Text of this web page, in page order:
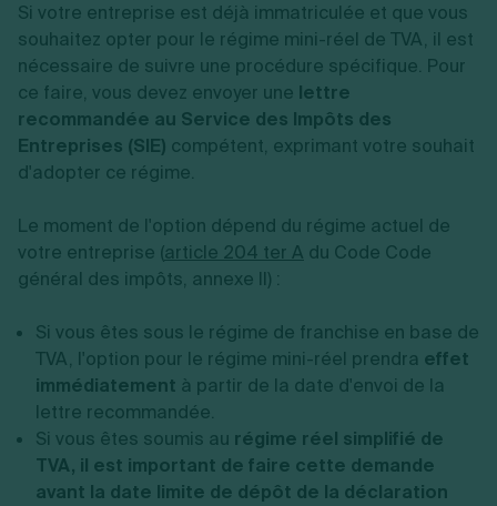
Si votre entreprise est déjà immatriculée et que vous
souhaitez opter pour le régime mini-réel de TVA, il est
nécessaire de suivre une procédure spécifique. Pour
ce faire, vous devez envoyer une lettre
recommandée au Service des Impôts des
Entreprises (SIE) compétent, exprimant votre souhait
d'adopter ce régime.
Le moment de l'option dépend du régime actuel de
votre entreprise (article 204 ter A du Code Code
général des impôts, annexe II) :
Si vous êtes sous le régime de franchise en base de
TVA, l'option pour le régime mini-réel prendra effet
immédiatement à partir de la date d'envoi de la
lettre recommandée.
Si vous êtes soumis au régime réel simplifié de
TVA, il est important de faire cette demande
avant la date limite de dépôt de la déclaration